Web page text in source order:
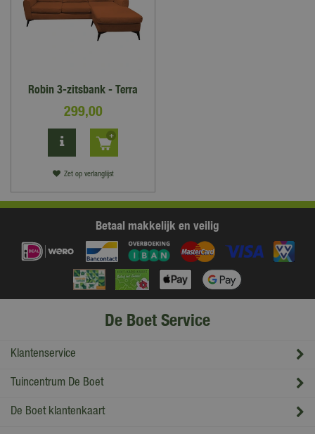
Robin 3-zitsbank - Terra
299,00
Zet op verlanglijst
Betaal makkelijk en veilig
De Boet Service
Klantenservice
Tuincentrum De Boet
De Boet klantenkaart